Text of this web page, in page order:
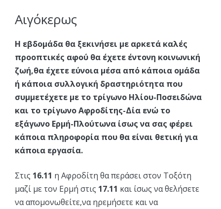
Αιγόκερως
Η εβδομάδα θα ξεκινήσει με αρκετά καλές
προοπτικές αφού θα έχετε έντονη κοινωνική
ζωή,θα έχετε εύνοια μέσα από κάποια ομάδα
ή κάποια συλλογική δραστηριότητα που
συμμετέχετε με το τρίγωνο Ηλίου-Ποσειδώνα
και το τρίγωνο Αφροδίτης-Δία ενώ το
εξάγωνο Ερμή-Πλούτωνα ίσως να σας φέρει
κάποια πληροφορία που θα είναι θετική για
κάποια εργασία.
Στις 16.11 η Αφροδίτη θα περάσει στον Τοξότη
μαζί με τον Ερμή στις 17.11 και ίσως να θελήσετε
να απομονωθείτε,να ηρεμήσετε και να